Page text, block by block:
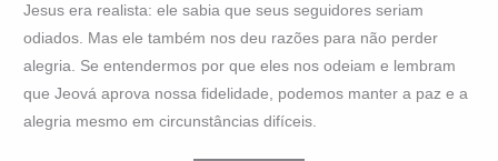
Jesus era realista: ele sabia que seus seguidores seriam
odiados. Mas ele também nos deu razões para não perder
alegria. Se entendermos por que eles nos odeiam e lembram
que Jeová aprova nossa fidelidade, podemos manter a paz e a
alegria mesmo em circunstâncias difíceis.